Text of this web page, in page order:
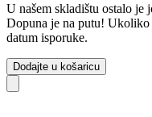
U našem skladištu ostalo je
Dopuna je na putu! Ukoliko
datum isporuke.
Dodajte u košaricu